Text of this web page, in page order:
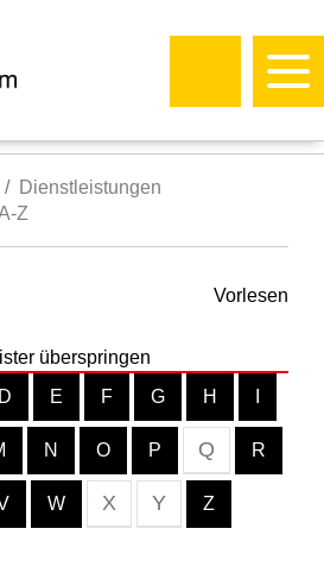
Dienstleistungen
Z
Vorlesen
überspringen
D E F G H
N O P Q R
W X Y Z